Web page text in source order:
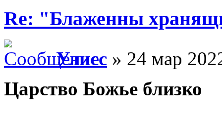
Re: "Блаженны
Улисс » 24 мар
Царство Божье близко